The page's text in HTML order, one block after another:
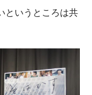
というところは共